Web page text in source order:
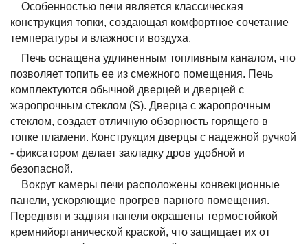
Особенностью печи является классическая
конструкция топки, создающая комфортное сочетание
температуры и влажности воздуха.
Печь оснащена удлиненным топливным каналом, что
позволяет топить ее из смежного помещения. Печь
комплектуются обычной дверцей и дверцей с
жаропрочным стеклом (S). Дверца с жаропрочным
стеклом, создает отличную обзорность горящего в
топке пламени. Конструкция дверцы с надежной ручкой
- фиксатором делает закладку дров удобной и
безопасной.
Вокруг камеры печи расположены конвекционные
панели, ускоряющие прогрев парного помещения.
Передняя и задняя панели окрашены термостойкой
кремнийорганической краской, что защищает их от